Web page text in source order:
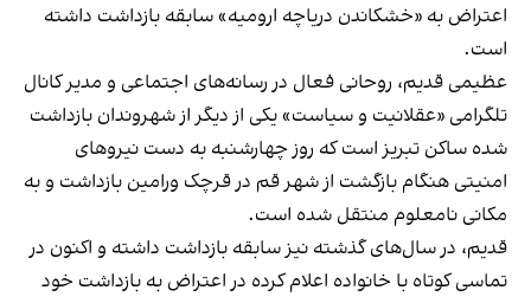
اعتراض به «خشکاندن دریاچه ارومیه» سابقه بازداشت داشته
است.
عظیمی قدیم، روحانی فعال در رسانه‌های اجتماعی و مدیر کانال
تلگرامی «عقلانیت و سیاست» یکی از دیگر از شهروندان بازداشت
شده ساکن تبریز است که روز چهارشنبه به دست نیروهای
امنیتی هنگام بازگشت از شهر قم در قرچک ورامین بازداشت و به
مکانی نامعلوم منتقل شده است.
قدیم، در سال‌های گذشته نیز سابقه بازداشت داشته و اکنون در
تماسی کوتاه با خانواده اعلام کرده در اعتراض به بازداشت خود